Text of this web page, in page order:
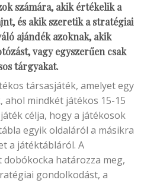
számára, akik értékelik a
és akik szeretik a stratégiai
ajándék azoknak, akik
vagy egyszerűen csak
tárgyakat.
társasjáték, amelyet egy
ahol mindkét játékos 15-15
célja, hogy a játékosok
egyik oldaláról a másikra
a játéktábláról. A
határozza meg,
gondolkodást, a